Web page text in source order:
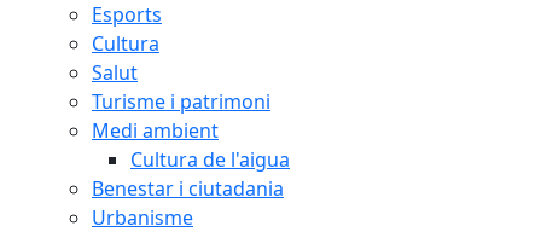
Esports
Cultura
Salut
Turisme i patrimoni
Medi ambient
Cultura de l'aigua
Benestar i ciutadania
Urbanisme